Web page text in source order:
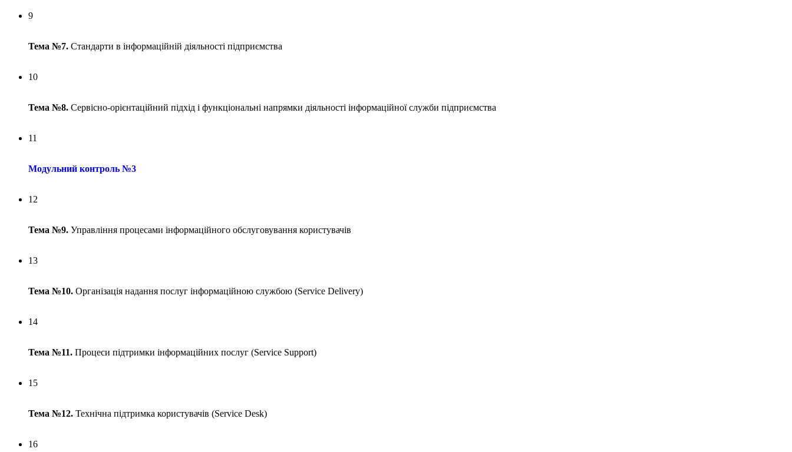
9
Тема №7. Стандарти в інформаційній діяльності підприємства
10
Тема №8. Сервісно-орієнтаційний підхід і функціональні напрямки діяльності інформаційної служби підприємства
11
Модульний контроль №3
12
Тема №9. Управління процесами інформаційного обслуговування користувачів
13
Тема №10. Організація надання послуг інформаційною службою (Service Delivery)
14
Тема №11. Процеси підтримки інформаційних послуг (Service Support)
15
Тема №12. Технічна підтримка користувачів (Service Desk)
16